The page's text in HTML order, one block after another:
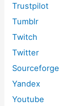
Trustpilot
Tumblr
Twitch
Twitter
Sourceforge
Yandex
Youtube